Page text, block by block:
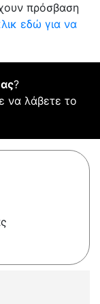
πρόσβαση
εδώ για να
?
να λάβετε το